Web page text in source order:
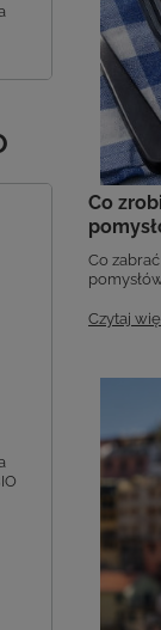
Co
Co
Czytaj